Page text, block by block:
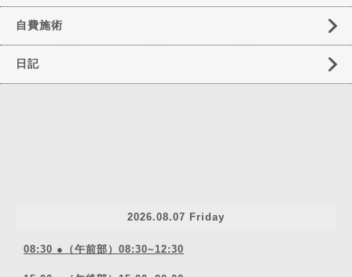
自費施術
日記
2026.08.07 Friday
08:30 ●（午前部）08:30~12:30